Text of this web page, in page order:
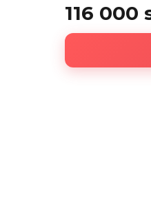
116 000